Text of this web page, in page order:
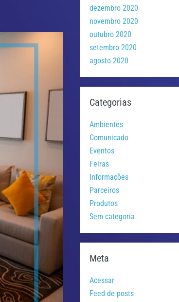
dezembro 2020
novembro 2020
outubro 2020
setembro 2020
agosto 2020
Categorias
Ambientes
Comunicado
Eventos
Feiras
Informações
Parceiros
Produtos
Sem categoria
Meta
Acessar
Feed de posts